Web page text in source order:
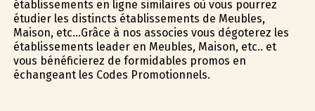
établissements en ligne similaires où vous pourrez
étudier les distincts établissements de Meubles,
Maison, etc...Grâce à nos associes vous dégoterez les
établissements leader en Meubles, Maison, etc.. et
vous bénéficierez de formidables promos en
échangeant les Codes Promotionnels.